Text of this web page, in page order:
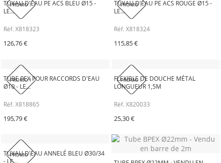
PROMO !
TUYAU D'EAU PE ACS BLEU Ø15 -
LE...
Réf. X818323
126,76 €
PROMO !
TUYAU D'EAU PE ACS ROUGE Ø15 -
LE...
Réf. X818324
115,85 €
PROMO !
TUBE PEX POUR RACCORDS D'EAU
Ø10 - LE...
Réf. X818865
195,79 €
PROMO !
FLEXIBLE DE DOUCHE MÉTAL
LONGUEUR 1,5M
Réf. X820033
25,30 €
PROMO !
TUYAU D'EAU ANNELÉ BLEU Ø30/34
- LE...